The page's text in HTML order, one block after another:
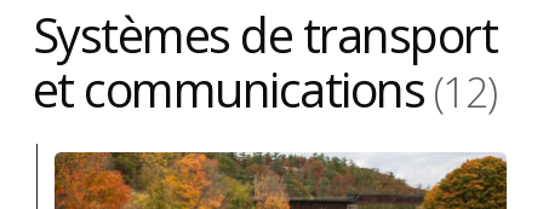
Systèmes de transport
et communications(12)